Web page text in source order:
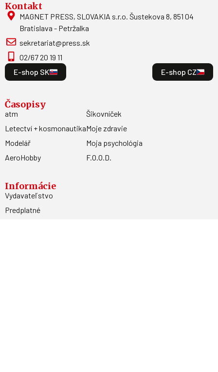
Kontakt
MAGNET PRESS, SLOVAKIA s.r.o. Šustekova 8, 851 04
Bratislava - Petržalka
sekretariat@press.sk
02/67 20 19 11
E-shop SK
E-shop CZ
Časopisy
atm
Letectví + kosmonautika
Modelář
AeroHobby
Šikovníček
Moje zdravie
Moja psychológia
F.O.O.D.
Informácie
Vydavateľstvo
Predplatné